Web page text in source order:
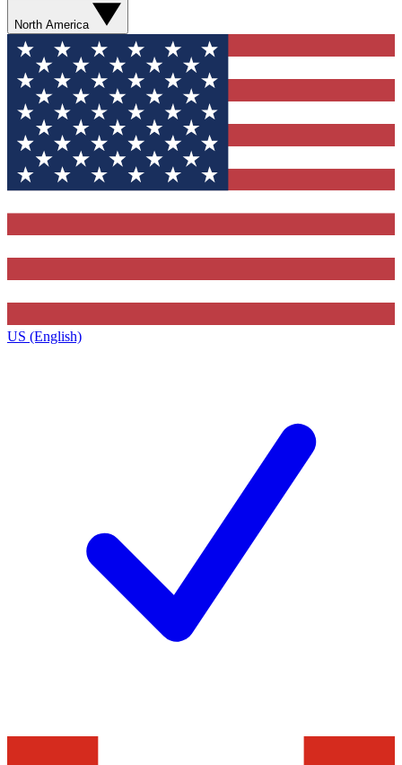
North America
US (English)